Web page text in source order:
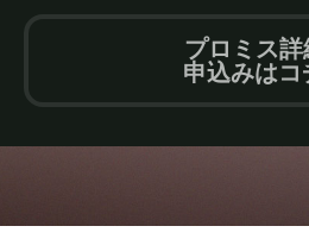
プロミス詳
申込みはコ